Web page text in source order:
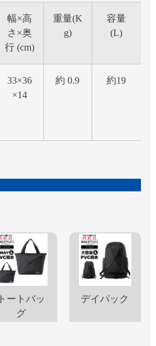
幅×高
さ×奥
行 (cm)
重量(K
g)
容量
(L)
33×36
×14
約 0.9 約19
トートバッ
グ
デイパック